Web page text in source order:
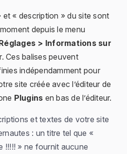
et « description » du site sont
depuis le menu
> Informations sur
Ces balises peuvent
indépendamment pour
site créée avec l’éditeur de
Plugins en bas de l’éditeur.
et textes de votre site
: un titre tel que «
!!!!! » ne fournit aucune